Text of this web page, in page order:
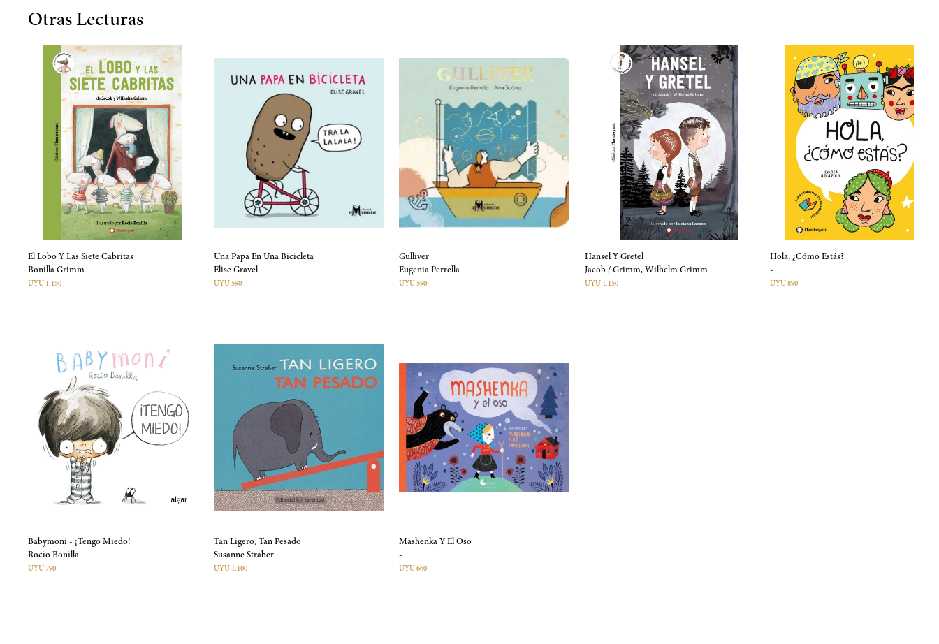
Otras Lecturas
El Lobo Y Las Siete Cabritas
Bonilla Grimm
UYU 1.150
Una Papa En Una Bicicleta
Elise Gravel
UYU 590
Gulliver
Eugenia Perrella
UYU 590
Hansel Y Gretel
Jacob / Grimm, Wilhelm Grimm
UYU 1.150
Hola, ¿Cómo Estás?
-
UYU 890
Babymoni - ¡Tengo Miedo!
Rocio Bonilla
UYU 790
Tan Ligero, Tan Pesado
Susanne Straber
UYU 1.100
Mashenka Y El Oso
-
UYU 660